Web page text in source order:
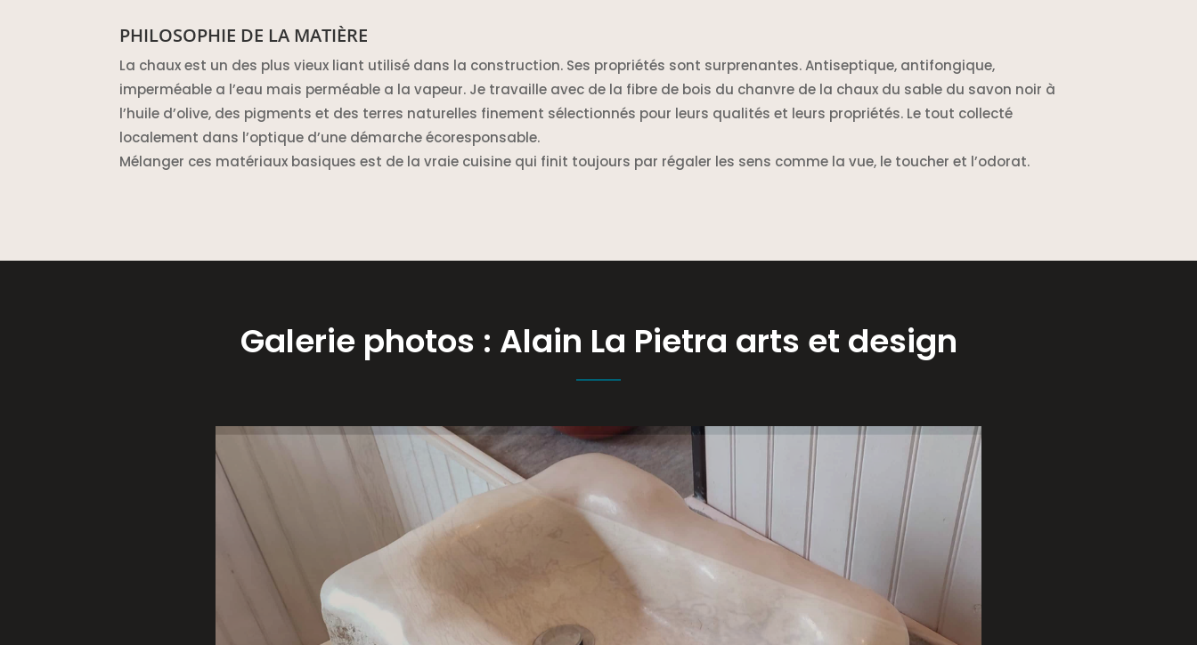
PHILOSOPHIE DE LA MATIÈRE
La chaux est un des plus vieux liant utilisé dans la construction. Ses propriétés sont surprenantes. Antiseptique, antifongique,
imperméable a l’eau mais perméable a la vapeur. Je travaille avec de la fibre de bois du chanvre de la chaux du sable du savon noir à
l’huile d’olive, des pigments et des terres naturelles finement sélectionnés pour leurs qualités et leurs propriétés. Le tout collecté
localement dans l’optique d’une démarche écoresponsable.
Mélanger ces matériaux basiques est de la vraie cuisine qui finit toujours par régaler les sens comme la vue, le toucher et l’odorat.
Galerie photos : Alain La Pietra arts et design